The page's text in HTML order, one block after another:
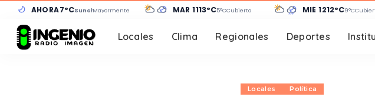
AHORA7°CSunchalesMayormente despejado MAR 1113°C5°CCubierto MIÉ 1212°C9°C
Locales Clima Regionales Deportes
Locales Política